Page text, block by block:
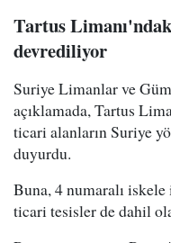
Tartus
devrediliyor
Suriye Limanlar ve
açıklamada, Tartus
ticari alanların Suriye
duyurdu.
Buna, 4 numaralı
ticari tesisler de dahil